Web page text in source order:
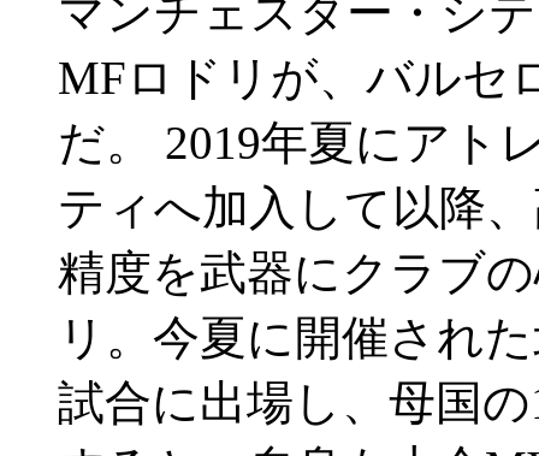
マンチェスター・シ
MFロドリが、バルセ
だ。 2019年夏にアト
ティへ加入して以降
精度を武器にクラブ
リ。今夏に開催され
試合に出場し、母国